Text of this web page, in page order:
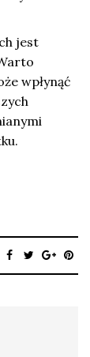
jest
wpłynąć